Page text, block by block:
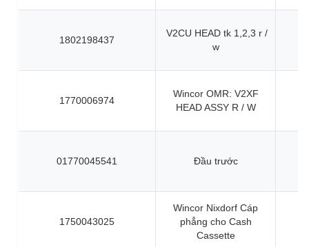
1802198437
V2CU HEAD tk 1,2,3 r /
w
1770006974
Wincor OMR: V2XF
HEAD ASSY R / W
01770045541 Đầu trước
1750043025
Wincor Nixdorf Cáp
phẳng cho Cash
Cassette